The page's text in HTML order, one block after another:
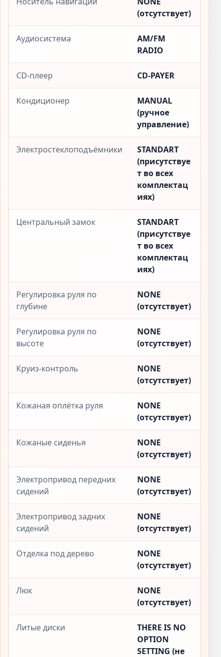
(отсутствует)
Аудиосистема
AM/FM
RADIO
CD-плеер CD-PAYER
Кондиционер
MANUAL
(ручное
управление)
Электростеклоподъёмники
STANDART
(присутствуе
т во всех
комплектац
иях)
Центральный замок
STANDART
(присутствуе
т во всех
комплектац
иях)
Регулировка руля по
глубине
NONE
(отсутствует)
Регулировка руля по
высоте
NONE
(отсутствует)
Круиз-контроль
NONE
(отсутствует)
Кожаная оплётка руля
NONE
(отсутствует)
Кожаные сиденья
NONE
(отсутствует)
Электропривод передних
сидений
NONE
(отсутствует)
Электропривод задних
сидений
NONE
(отсутствует)
Отделка под дерево
NONE
(отсутствует)
Люк
NONE
(отсутствует)
Литые диски
THERE IS NO
OPTION
SETTING (не